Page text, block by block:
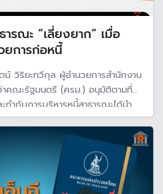
รณะ “เลี่ยงยาก” เมื่อ
ยการก่อหนี้
วิริยะทวีกุล ผู้อำนวยการสำนักงาน
าคณะรัฐมนตรี (ครม.) อนุมัติตามที่
กำกับการบริหารหนี้สาธารณะได้นำ
ธารณะ ประจำปีงบประมาณ พ.ศ.
งครั้งที่ 2 ซึ่งการปรับปรุงแผน
งมาก